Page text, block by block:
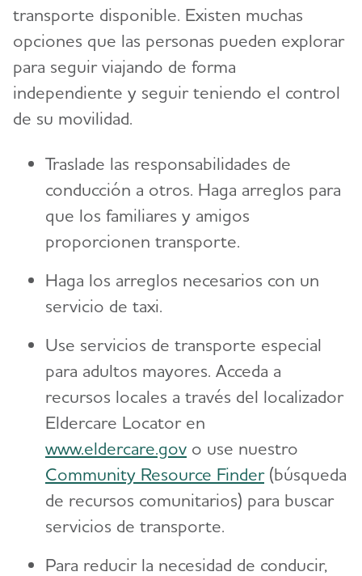
transporte disponible. Existen muchas
opciones que las personas pueden explorar
para seguir viajando de forma
independiente y seguir teniendo el control
de su movilidad.
Traslade las responsabilidades de
conducción a otros. Haga arreglos para
que los familiares y amigos
proporcionen transporte.
Haga los arreglos necesarios con un
servicio de taxi.
Use servicios de transporte especial
para adultos mayores. Acceda a
recursos locales a través del localizador
Eldercare Locator en
www.eldercare.gov o use nuestro
Community Resource Finder(búsqueda
de recursos comunitarios) para buscar
servicios de transporte.
Para reducir la necesidad de conducir,